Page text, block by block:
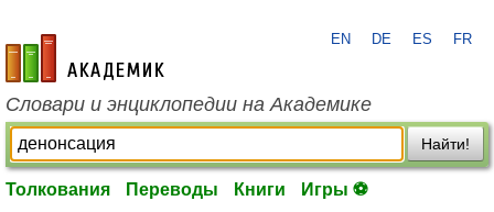
academic.ru
EN DE ES FR
Словари и энциклопедии на Академике
Найти!
Толкования Переводы Книги Игры ⚽